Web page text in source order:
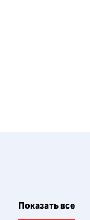
Показать все